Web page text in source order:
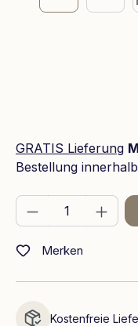
GRATIS Lieferung
Bestellung innerhalb
Produkt
Merken
Kostenfreie